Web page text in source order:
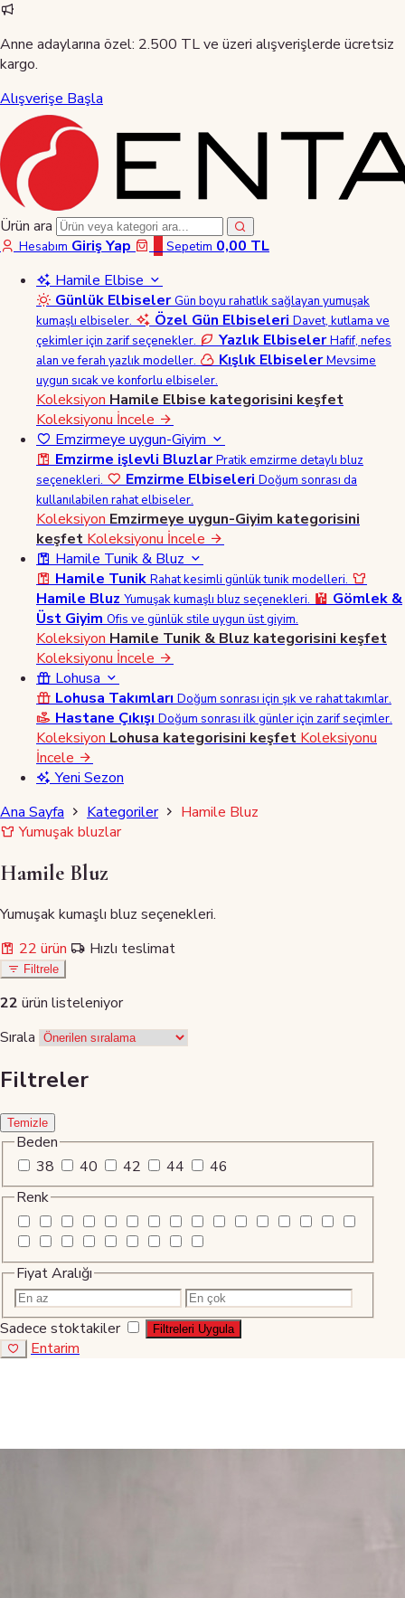
Anne adaylarına özel: 2.500 TL ve üzeri alışverişlerde ücretsiz
kargo.
Alışverişe Başla
Ürün ara
Hesabım Giriş Yap Sepetim 0,00 TL
Hamile Elbise
Günlük Elbiseler Gün boyu rahatlık sağlayan yumuşak
kumaşlı elbiseler.
Özel Gün Elbiseleri Davet, kutlama ve
çekimler için zarif seçenekler.
Yazlık Elbiseler Hafif, nefes
alan ve ferah yazlık modeller.
Kışlık Elbiseler Mevsime
uygun sıcak ve konforlu elbiseler.
Koleksiyon Hamile Elbise kategorisini keşfet
Koleksiyonu İncele
Emzirmeye uygun-Giyim
Emzirme işlevli Bluzlar Pratik emzirme detaylı bluz
seçenekleri.
Emzirme Elbiseleri Doğum sonrası da
kullanılabilen rahat elbiseler.
Koleksiyon Emzirmeye uygun-Giyim kategorisini
keşfet Koleksiyonu İncele
Hamile Tunik & Bluz
Hamile Tunik Rahat kesimli günlük tunik modelleri.
Hamile Bluz Yumuşak kumaşlı bluz seçenekleri.
Gömlek &
Üst Giyim Ofis ve günlük stile uygun üst giyim.
Koleksiyon Hamile Tunik & Bluz kategorisini keşfet
Koleksiyonu İncele
Lohusa
Lohusa Takımları Doğum sonrası için şık ve rahat takımlar.
Hastane Çıkışı Doğum sonrası ilk günler için zarif seçimler.
Koleksiyon Lohusa kategorisini keşfet Koleksiyonu
İncele
Yeni Sezon
Ana Sayfa
Kategoriler
Hamile Bluz
Yumuşak bluzlar
Hamile Bluz
Yumuşak kumaşlı bluz seçenekleri.
22 ürün
Hızlı teslimat
Filtrele
22 ürün listeleniyor
Sırala
Filtreler
Temizle
Beden
38
40 42 44
46
Renk
Fiyat Aralığı
Sadece stoktakiler Filtreleri Uygula
Entarim